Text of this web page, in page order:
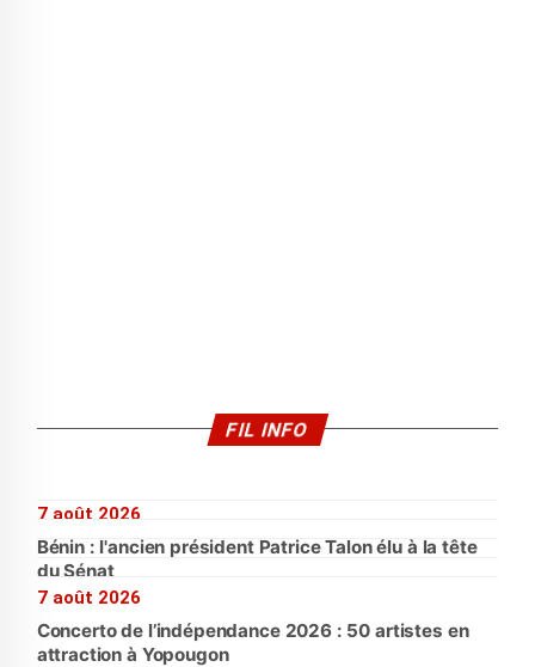
FIL INFO
7 août 2026
Bénin : l'ancien président Patrice Talon élu à la tête
du Sénat
7 août 2026
Concerto de l’indépendance 2026 : 50 artistes en
attraction à Yopougon